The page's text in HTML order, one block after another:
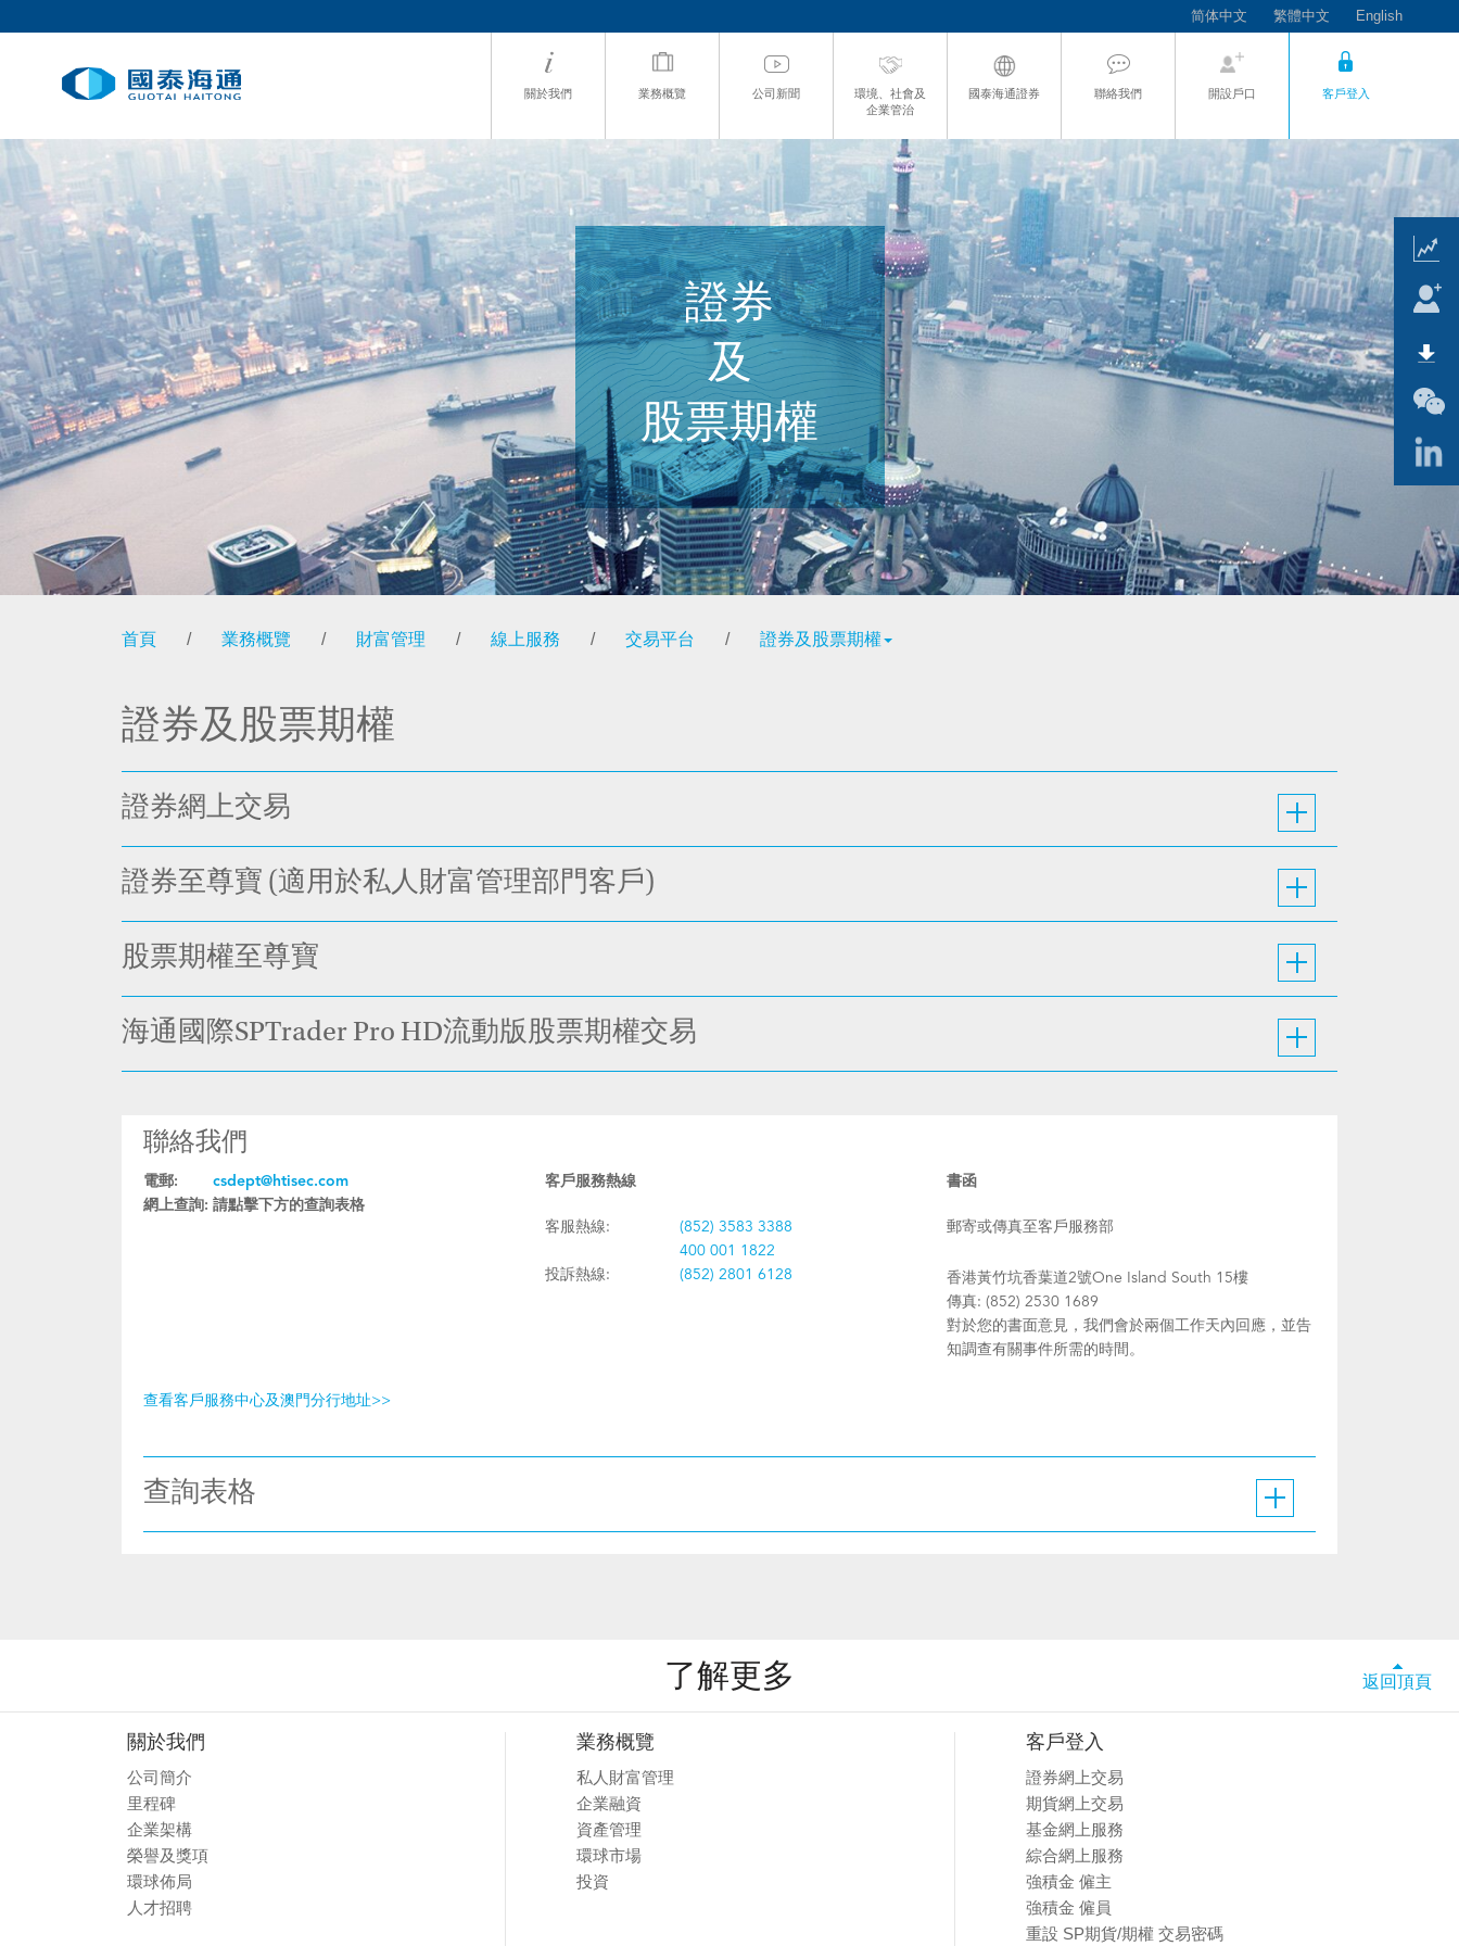
简体中文 繁體中文 English
關於我們 業務概覽 公司新聞
環境、社會及
企業管治
國泰海通證券 聯絡我們 開設戶口 客戶登入
證券
及
股票期權
首頁 / 業務概覽 / 財富管理 / 線上服務 / 交易平台 / 證券及股票期權
證券及股票期權
證券網上交易
證券至尊寶 (適用於私人財富管理部門客戶)
股票期權至尊寶
海通國際SPTrader Pro HD流動版股票期權交易
聯絡我們
電郵:
csdept@htisec.com
網上查詢: 請點擊下方的查詢表格
客戶服務熱線
客服熱線:
(852) 3583 3388
400 001 1822
投訴熱線:
(852) 2801 6128
書函
郵寄或傳真至客戶服務部
香港黃竹坑香葉道2號One Island South 15樓
傳真: (852) 2530 1689
對於您的書面意見，我們會於兩個工作天內回應，並告
知調查有關事件所需的時間。
查看客戶服務中心及澳門分行地址>>
查詢表格
了解更多 返回頂頁
關於我們
公司簡介
里程碑
企業架構
榮譽及獎項
環球佈局
人才招聘
業務概覽
私人財富管理
企業融資
資產管理
環球市場
投資
客戶登入
證券網上交易
期貨網上交易
基金網上服務
綜合網上服務
強積金 僱主
強積金 僱員
重設 SP期貨/期權 交易密碼